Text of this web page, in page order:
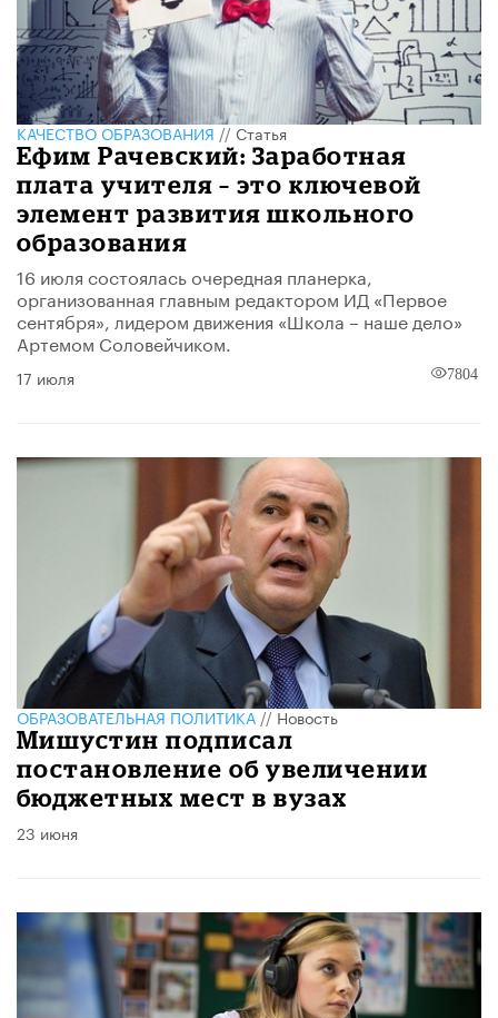
КАЧЕСТВО ОБРАЗОВАНИЯ//Статья
Ефим Рачевский: Заработная
плата учителя – это ключевой
элемент развития школьного
образования
16 июля состоялась очередная планерка,
организованная главным редактором ИД «Первое
сентября», лидером движения «Школа – наше дело»
Артемом Соловейчиком.
17 июля 7804
ОБРАЗОВАТЕЛЬНАЯ ПОЛИТИКА//Новость
Мишустин подписал
постановление об увеличении
бюджетных мест в вузах
23 июня